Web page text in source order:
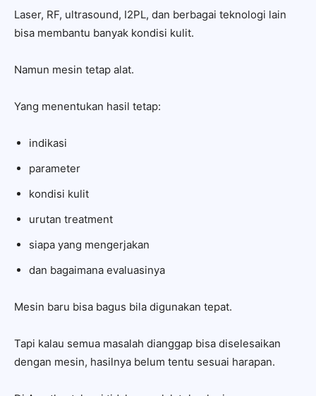
Laser, RF, ultrasound, I2PL, dan berbagai teknologi lain
bisa membantu banyak kondisi kulit.
Namun mesin tetap alat.
Yang menentukan hasil tetap:
indikasi
parameter
kondisi kulit
urutan treatment
siapa yang mengerjakan
dan bagaimana evaluasinya
Mesin baru bisa bagus bila digunakan tepat.
Tapi kalau semua masalah dianggap bisa diselesaikan
dengan mesin, hasilnya belum tentu sesuai harapan.